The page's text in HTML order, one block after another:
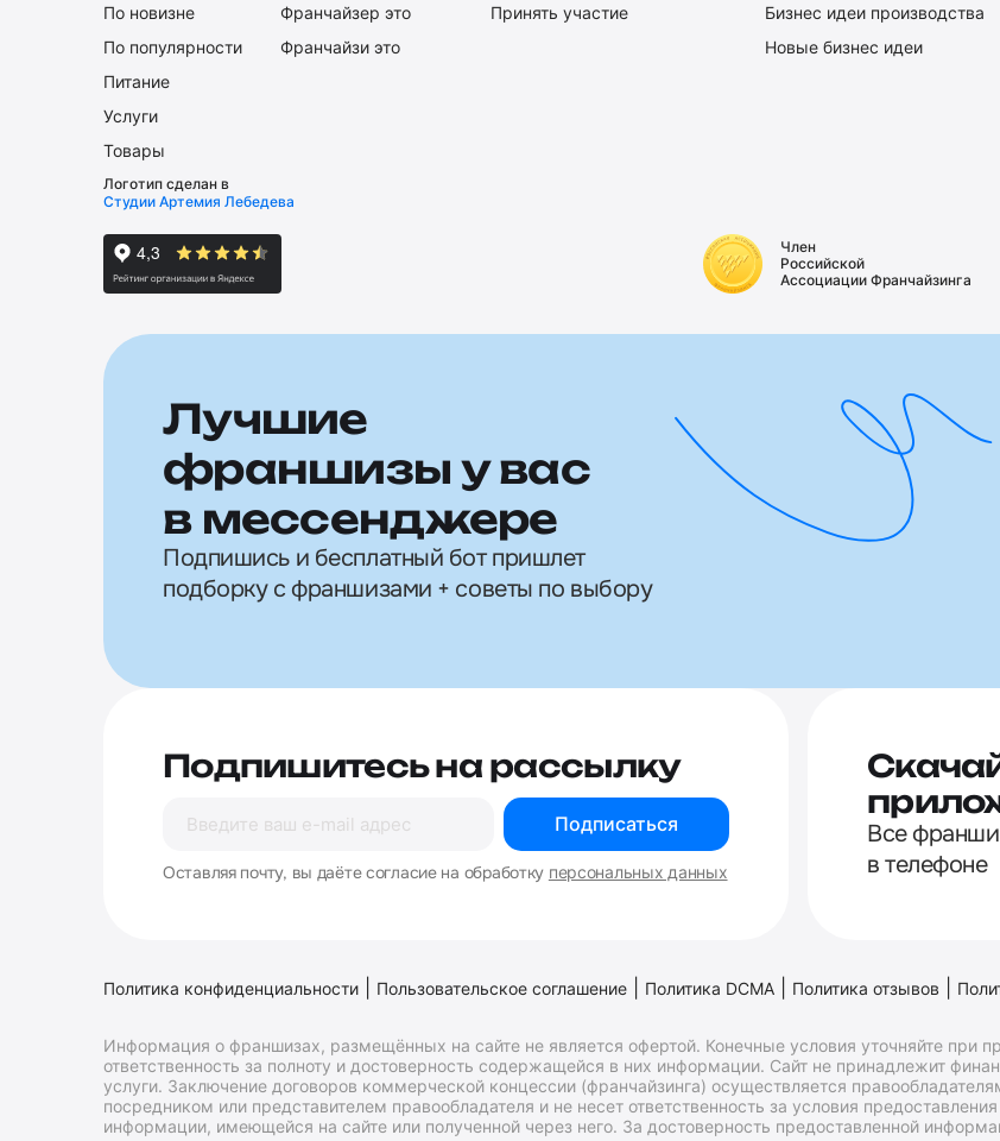
По новизне
По популярности
Питание
Услуги
Товары
Франчайзер это
Франчайзи это
Принять участие
Бизнес идеи производства
Новые бизнес идеи
Логотип сделан в
Студии Артемия Лебедева
Член
Российской
Ассоциации Франчайзинга
Лучшие
франшизы у вас
в мессенджере
Подпишись и бесплатный бот пришлет
подборку с франшизами + советы по выбору
Подпишитесь на рассылку
Подписаться
Оставляя почту, вы даёте согласие на обработку персональных данных
Все
в телефоне
Политика конфиденциальности Пользовательское соглашение Политика DCMA Политика отзывов
Информация о франшизах, размещённых на сайте не является офертой. Конечные условия уточняйте
ответственность за полноту и достоверность содержащейся в них информации. Сайт не принадлежит
услуги. Заключение договоров коммерческой концессии (франчайзинга) осуществляется
посредником или представителем правообладателя и не несет ответственность за условия
информации, имеющейся на сайте или полученной через него. За достоверность предоставленной